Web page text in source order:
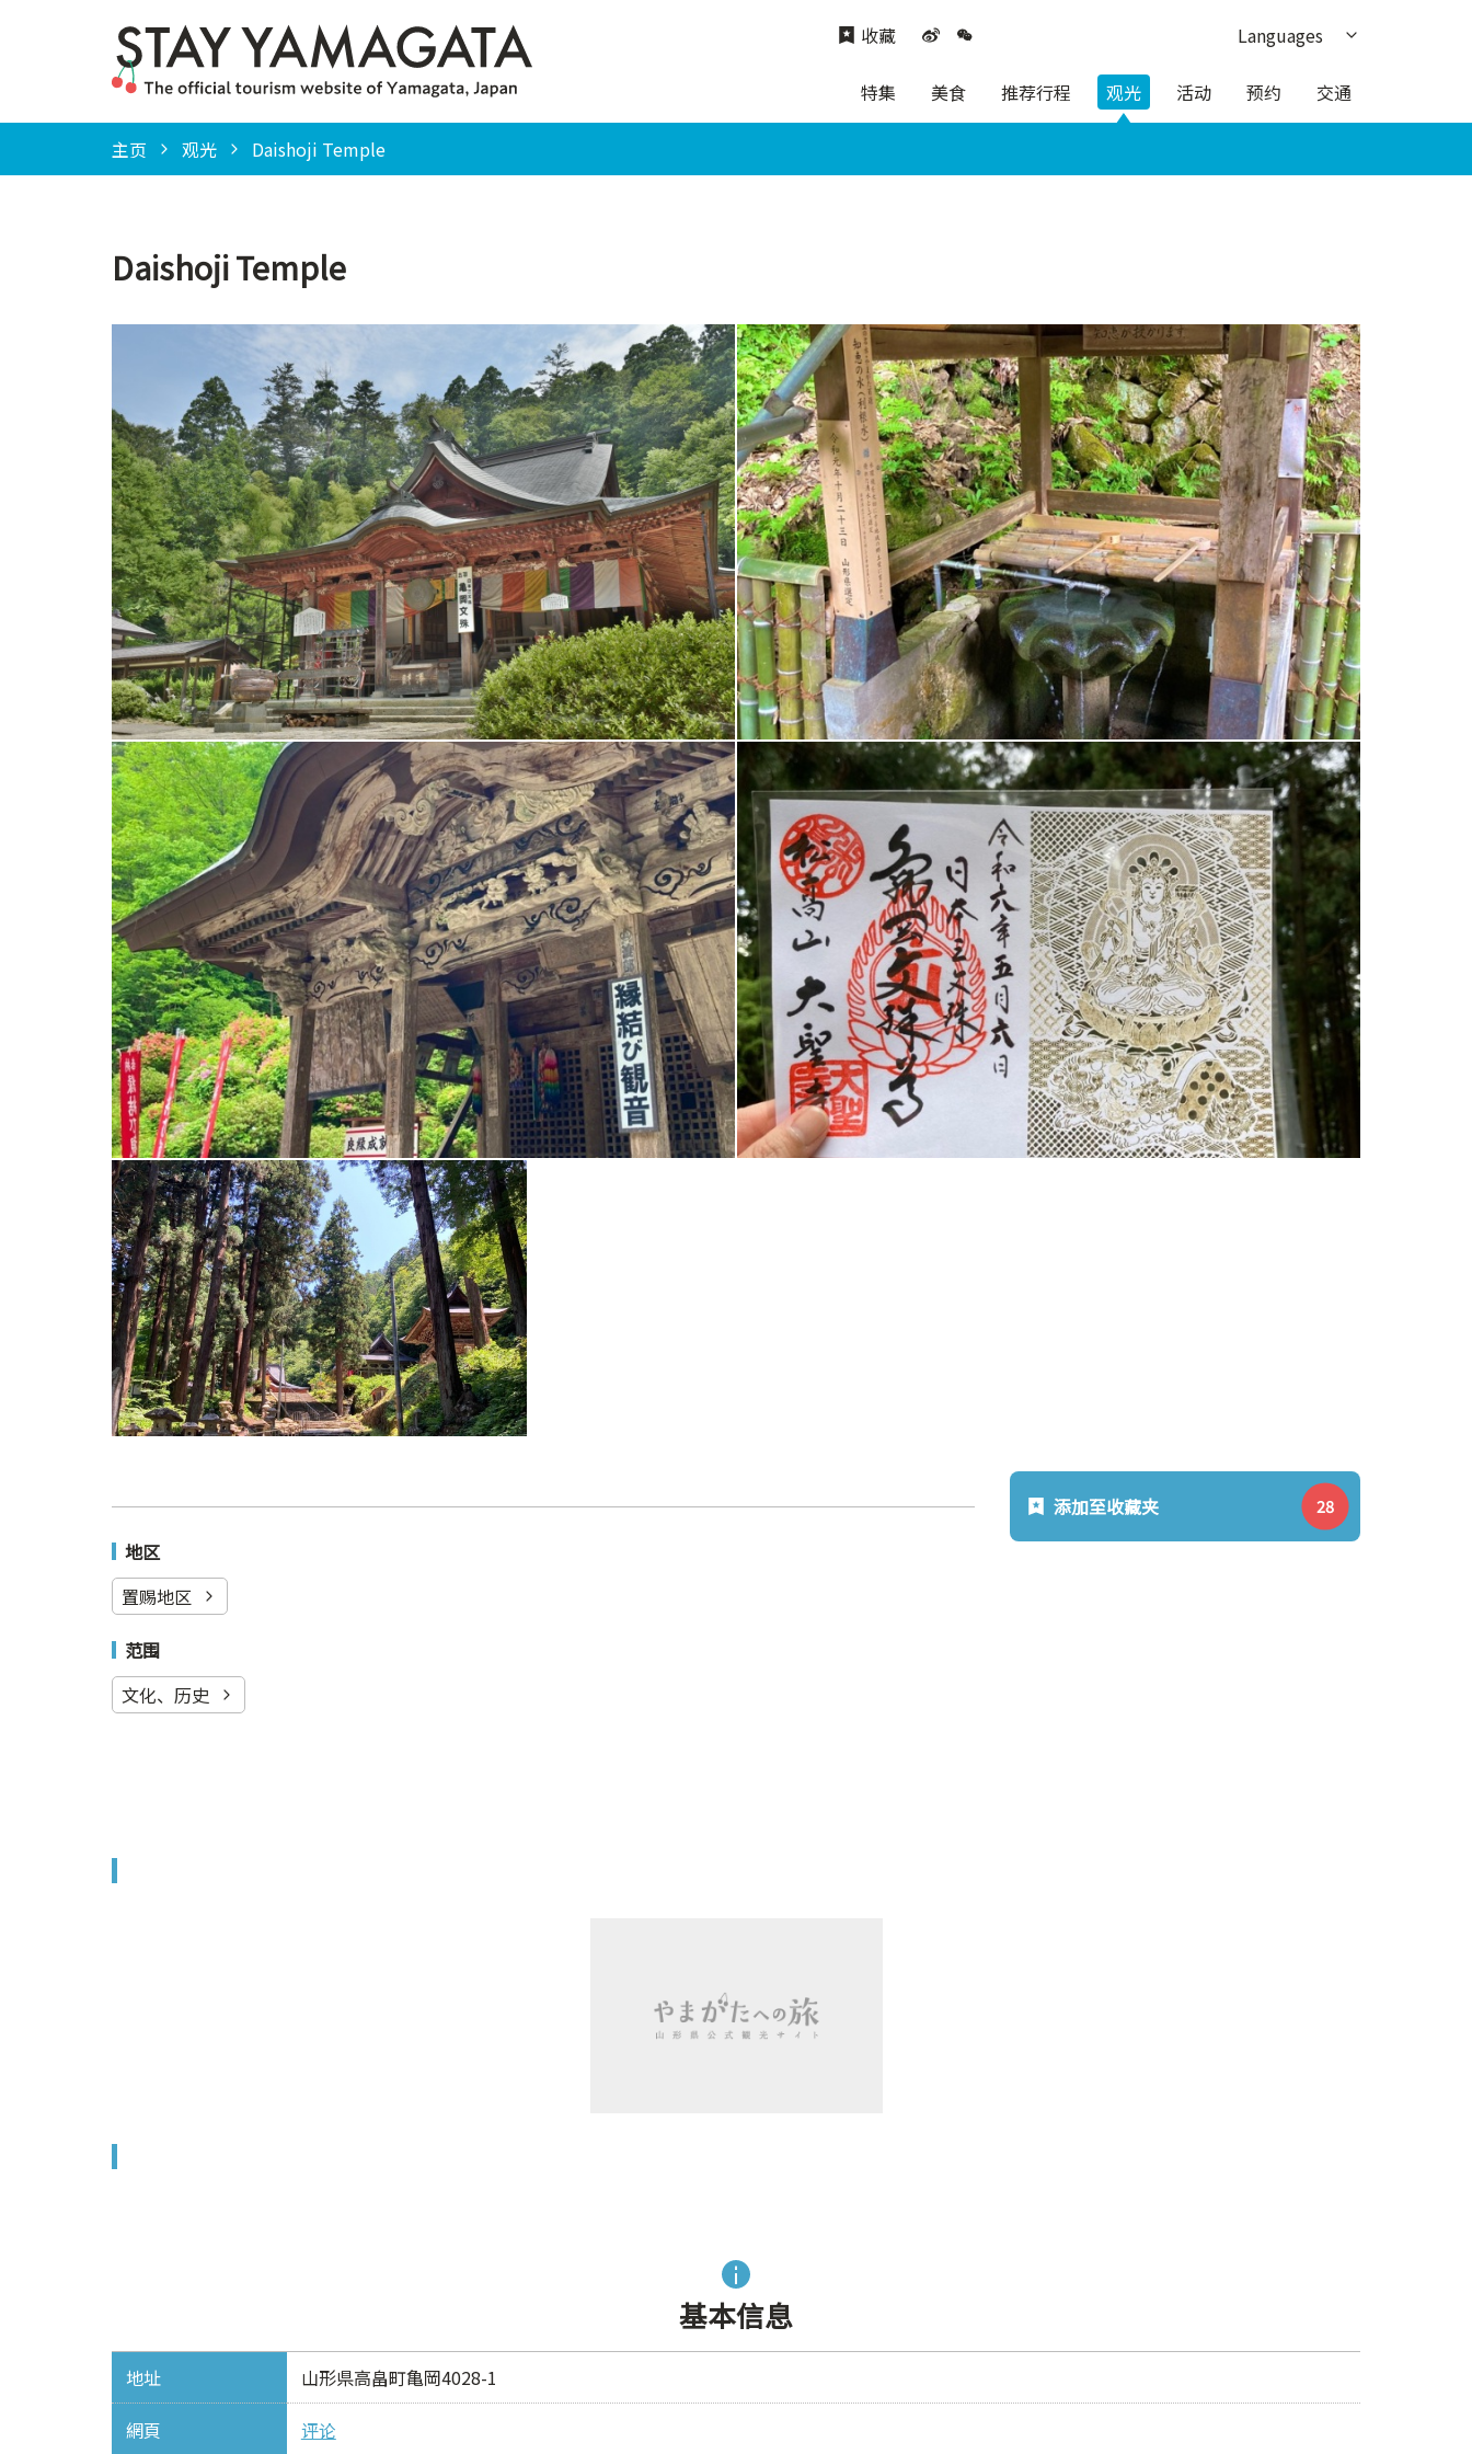
特集 美食 推荐行程 观光 活动 预约 交通
收藏
Languages
日本語
主页 观光 Daishoji Temple
Daishoji Temple
地区
置赐地区
范围
文化、历史
添加至收藏夹
基本信息
地址
山形県高畠町亀岡4028-1
網頁
评论